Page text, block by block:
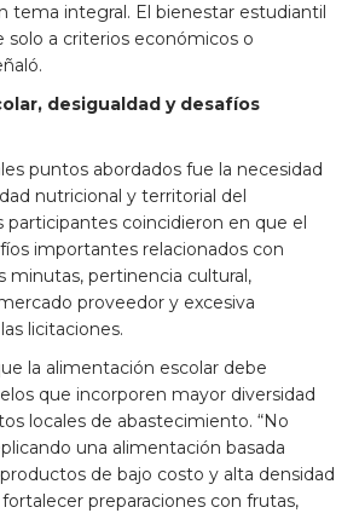
tema integral. El bienestar estudiantil
solo a criterios económicos o
desigualdad y desafíos
puntos abordados fue la necesidad
nutricional y territorial del
participantes coincidieron en que el
importantes relacionados con
minutas, pertinencia cultural,
proveedor y excesiva
licitaciones.
la alimentación escolar debe
que incorporen mayor diversidad
locales de abastecimiento. “No
una alimentación basada
de bajo costo y alta densidad
preparaciones con frutas,